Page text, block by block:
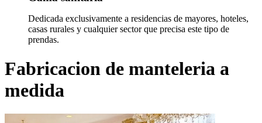
Dedicada exclusivamente a residencias de mayores, hoteles,
casas rurales y cualquier sector que precisa este tipo de
prendas.
Fabricacion de manteleria a
medida